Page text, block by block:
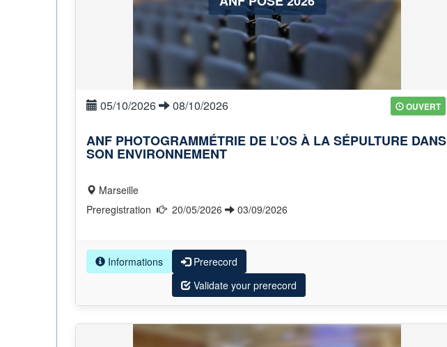
05/10/2026 08/10/2026 OUVERT
ANF PHOTOGRAMMÉTRIE DE L’OS À LA SÉPULTURE DANS
SON ENVIRONNEMENT
Marseille
20/05/2026 03/09/2026
Informations
Prerecord
Validate your prerecord